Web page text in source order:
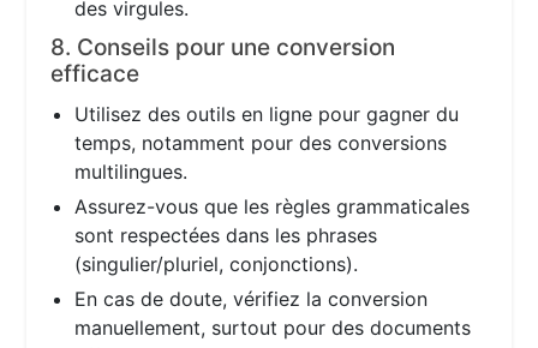
des virgules.
8. Conseils pour une conversion
efficace
Utilisez des outils en ligne pour gagner du
temps, notamment pour des conversions
multilingues.
Assurez-vous que les règles grammaticales
sont respectées dans les phrases
(singulier/pluriel, conjonctions).
En cas de doute, vérifiez la conversion
manuellement, surtout pour des documents